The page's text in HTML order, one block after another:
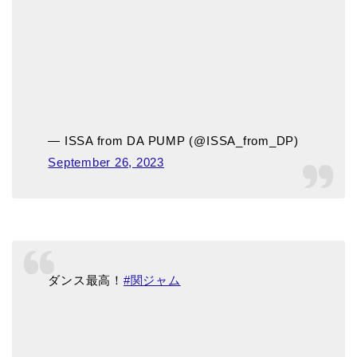
— ISSA from DA PUMP (@ISSA_from_DP)
September 26, 2023
ダンス最高！ #関ジャム